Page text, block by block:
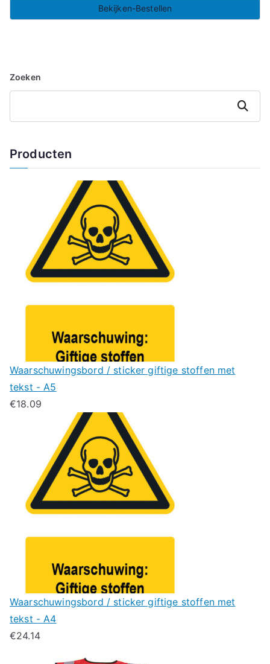
Bekijken-Bestellen
Zoeken
Zoeken
Producten
Waarschuwingsbord / sticker giftige stoffen met
tekst - A5
€18.09
Waarschuwingsbord / sticker giftige stoffen met
tekst - A4
€24.14